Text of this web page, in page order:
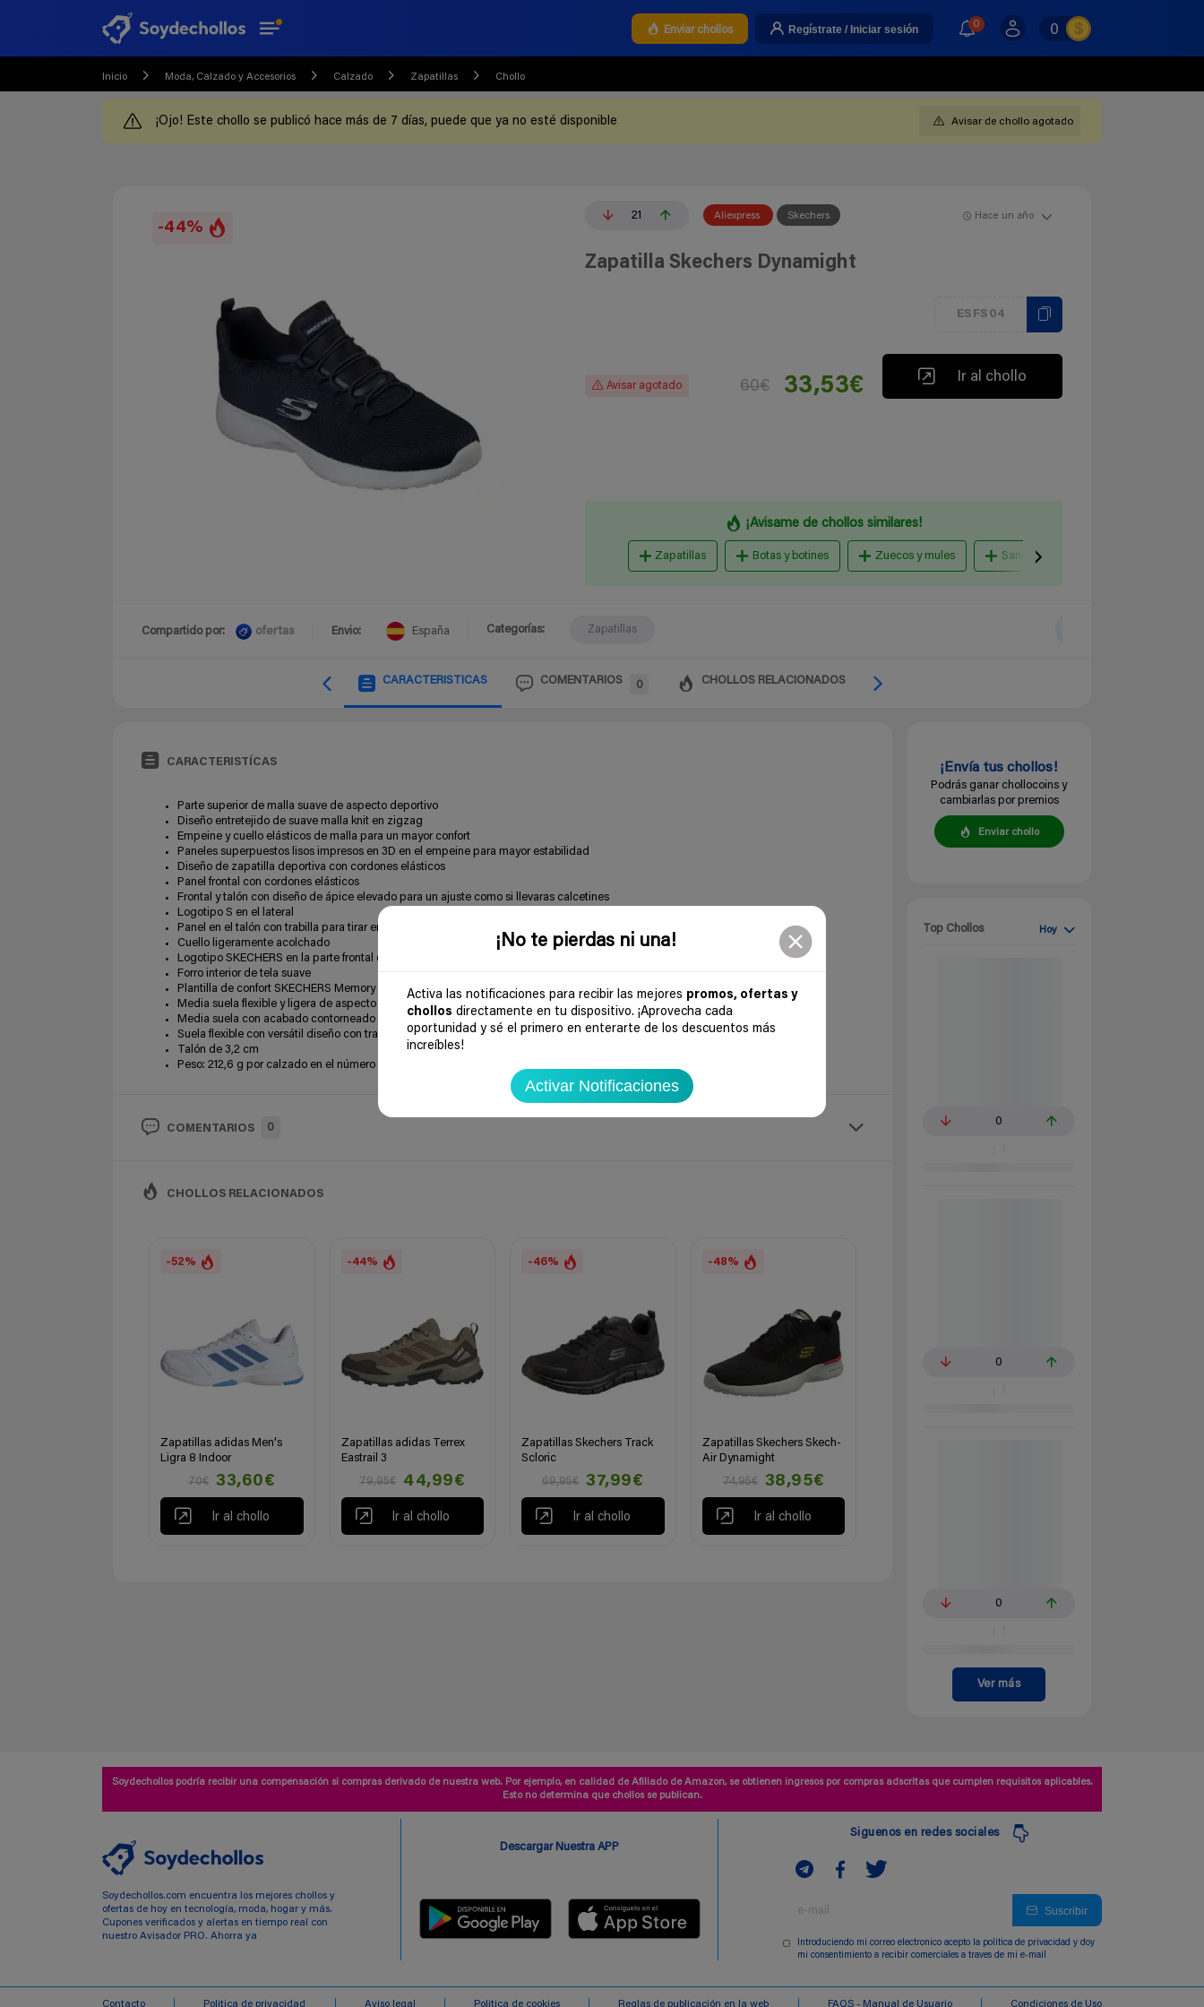
¡No te pierdas ni una!
Activa las notificaciones para recibir las mejores promos, ofertas y
chollos directamente en tu dispositivo. ¡Aprovecha cada
oportunidad y sé el primero en enterarte de los descuentos más
increíbles!
Activar Notificaciones
Enviar chollos Regístrate / Iniciar sesión 0 0
Inicio Moda, Calzado y Accesorios Calzado Zapatillas Chollo
¡Ojo! Este chollo se publicó hace más de 7 días, puede que ya no esté disponible Avisar de chollo agotado
-44%
21 Aliexpress Skechers Hace un año
Zapatilla Skechers Dynamight
ESFS04
Avisar agotado 60€ 33,53€ Ir al chollo
¡Avisame de chollos similares!
Zapatillas Botas y botines Zuecos y mules Sandalias y chanclas
Compartido por: ofertas Envio: España Categorías: Zapatillas
CARACTERISTICAS COMENTARIOS 0 CHOLLOS RELACIONADOS
CARACTERISTÍCAS
Parte superior de malla suave de aspecto deportivo
Diseño entretejido de suave malla knit en zigzag
Empeine y cuello elásticos de malla para un mayor confort
Paneles superpuestos lisos impresos en 3D en el empeine para mayor estabilidad
Diseño de zapatilla deportiva con cordones elásticos
Panel frontal con cordones elásticos
Frontal y talón con diseño de ápice elevado para un ajuste como si llevaras calcetines
Logotipo S en el lateral
Panel en el talón con trabilla para tirar en la parte superior
Cuello ligeramente acolchado
Logotipo SKECHERS en la parte frontal del empeine
Forro interior de tela suave
Plantilla de confort SKECHERS Memory Foam con amortiguación
Media suela flexible y ligera de aspecto deportivo para una buena amortiguación
Media suela con acabado contorneado liso
Suela flexible con versátil diseño con tracción
Talón de 3,2 cm
Peso: 212,6 g por calzado en el número 42 de hombre
COMENTARIOS 0
CHOLLOS RELACIONADOS
-52%
Zapatillas adidas Men's
Ligra 8 Indoor
70€
33,60€
Ir al chollo
-44%
Zapatillas adidas Terrex
Eastrail 3
79,95€
44,99€
Ir al chollo
-46%
Zapatillas Skechers Track
Scloric
69,95€
37,99€
Ir al chollo
-48%
Zapatillas Skechers Skech-
Air Dynamight
74,95€
38,95€
Ir al chollo
¡Envía tus chollos!
Podrás ganar chollocoins y
cambiarlas por premios
Enviar chollo
Top Chollos Hoy
0
0
0
Ver más
Soydechollos podría recibir una compensación si compras derivado de nuestra web. Por ejemplo, en calidad de Afiliado de Amazon, se obtienen ingresos por compras adscritas que cumplen requisitos aplicables.
Esto no determina que chollos se publican.
Soydechollos.com encuentra los mejores chollos y
ofertas de hoy en tecnología, moda, hogar y más.
Cupones verificados y alertas en tiempo real con
nuestro Avisador PRO. Ahorra ya
Descargar Nuestra APP
Siguenos en redes sociales
Suscribir
Introduciendo mi correo electronico acepto la politica de privacidad y doy
mi consentimiento a recibir comerciales a traves de mi e-mail
Contacto Politica de privacidad Aviso legal Politica de cookies Reglas de publicación en la web FAQS - Manual de Usuario Condiciones de Uso